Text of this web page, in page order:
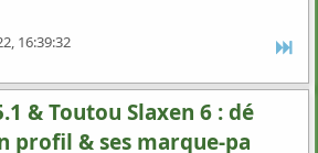
16:39:32
& Toutou Slaxen 6 : dé
profil & ses marque-pa